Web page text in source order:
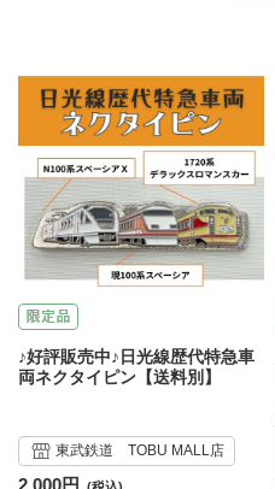
♪好評販売中♪日光線歴代特急車
両ネクタイピン【送料別】
東武鉄道 TOBU MALL店
2,000円